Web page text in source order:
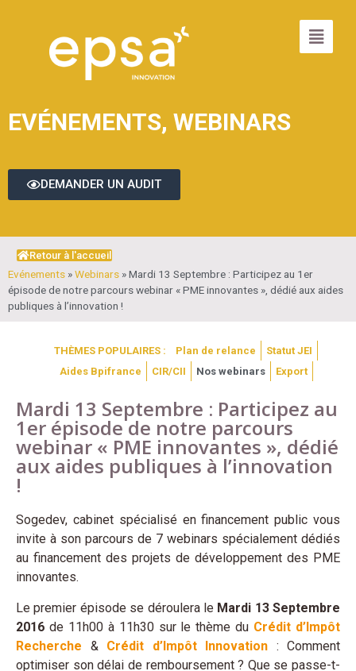
EVÉNEMENTS, WEBINARS
DEMANDER UN AUDIT
Retour à l'accueil
Evénements »Webinars »Mardi 13 Septembre : Participez au 1er
épisode de notre parcours webinar « PME innovantes », dédié aux aides
publiques à l’innovation !
THÈMES POPULAIRES : Plan de relance
Statut JEI
Aides Bpifrance
CIR/CII Nos webinars Export
Mardi 13 Septembre : Participez au
1er épisode de notre parcours
webinar « PME innovantes », dédié
aux aides publiques à l’innovation
!
Sogedev, cabinet spécialisé en financement public vous
invite à son parcours de 7 webinars spécialement dédiés
au financement des projets de développement des PME
innovantes.
Le premier épisode se déroulera le Mardi 13 Septembre
2016 de 11h00 à 11h30 sur le thème du Crédit d’Impôt
Recherche
& Crédit d’Impôt Innovation : Comment
optimiser son délai de remboursement ? Que se passe-t-